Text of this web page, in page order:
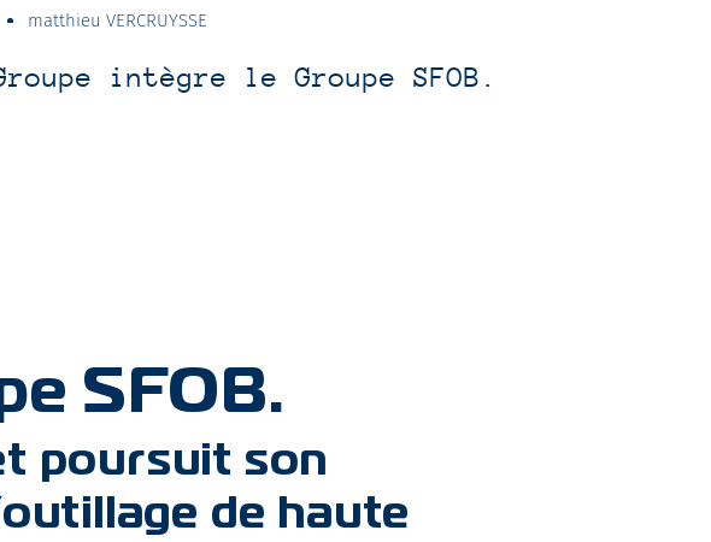
matthieu VERCRUYSSE
intègre le Groupe SFOB.
SFOB.
poursuit son
de haute